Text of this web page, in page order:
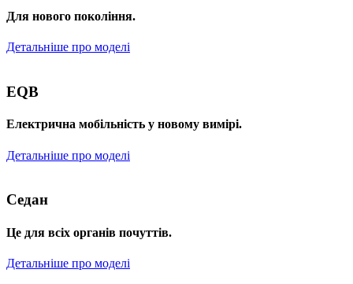
Для нового покоління.
Детальніше про моделі
EQB
Електрична мобільність у новому вимірі.
Детальніше про моделі
Седан
Це для всіх органів почуттів.
Детальніше про моделі